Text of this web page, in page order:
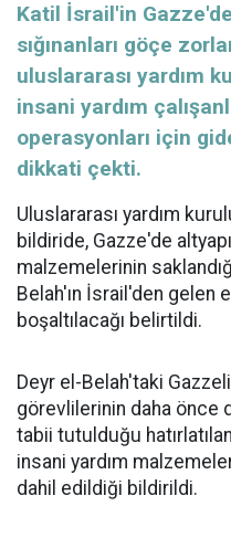
Katil İsrail'in
sığınanları göçe
uluslararası yardım
insani yardım
operasyonları için
dikkati çekti.
Uluslararası yardım
bildiride, Gazze'de
malzemelerinin
Belah'ın İsrail'den gelen
boşaltılacağı belirtildi.
Deyr el-Belah'taki
görevlilerinin daha önce
tabii tutulduğu
insani yardım
dahil edildiği bildirildi.